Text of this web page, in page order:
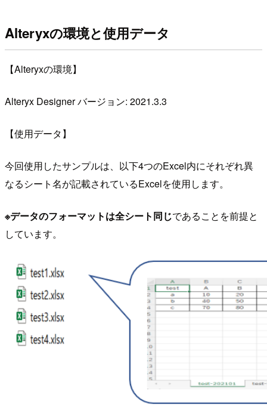
Alteryxの環境と使用データ
【Alteryxの環境】
Alteryx Designer バージョン: 2021.3.3
【使用データ】
今回使用したサンプルは、以下4つのExcel内にそれぞれ異
なるシート名が記載されているExcelを使用します。
※データのフォーマットは全シート同じであることを前提と
しています。